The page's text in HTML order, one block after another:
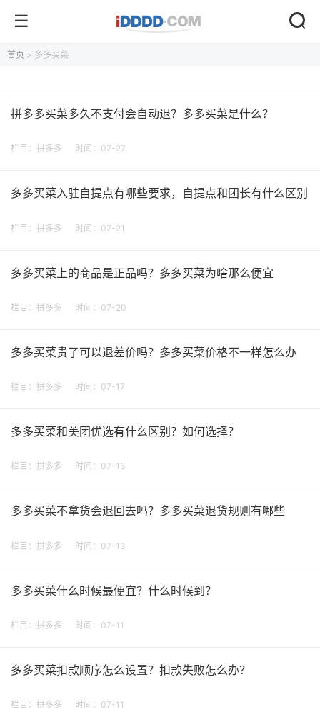
首页 > 多多买菜
拼多多买菜多久不支付会自动退？多多买菜是什么？
栏目： 拼多多 时间：07-27
多多买菜入驻自提点有哪些要求，自提点和团长有什么区别
栏目： 拼多多 时间：07-21
多多买菜上的商品是正品吗？多多买菜为啥那么便宜
栏目： 拼多多 时间：07-20
多多买菜贵了可以退差价吗？多多买菜价格不一样怎么办
栏目： 拼多多 时间：07-17
多多买菜和美团优选有什么区别？如何选择？
栏目： 拼多多 时间：07-16
多多买菜不拿货会退回去吗？多多买菜退货规则有哪些
栏目： 拼多多 时间：07-13
多多买菜什么时候最便宜？什么时候到？
栏目： 拼多多 时间：07-11
多多买菜扣款顺序怎么设置？扣款失败怎么办？
栏目： 拼多多 时间：07-11